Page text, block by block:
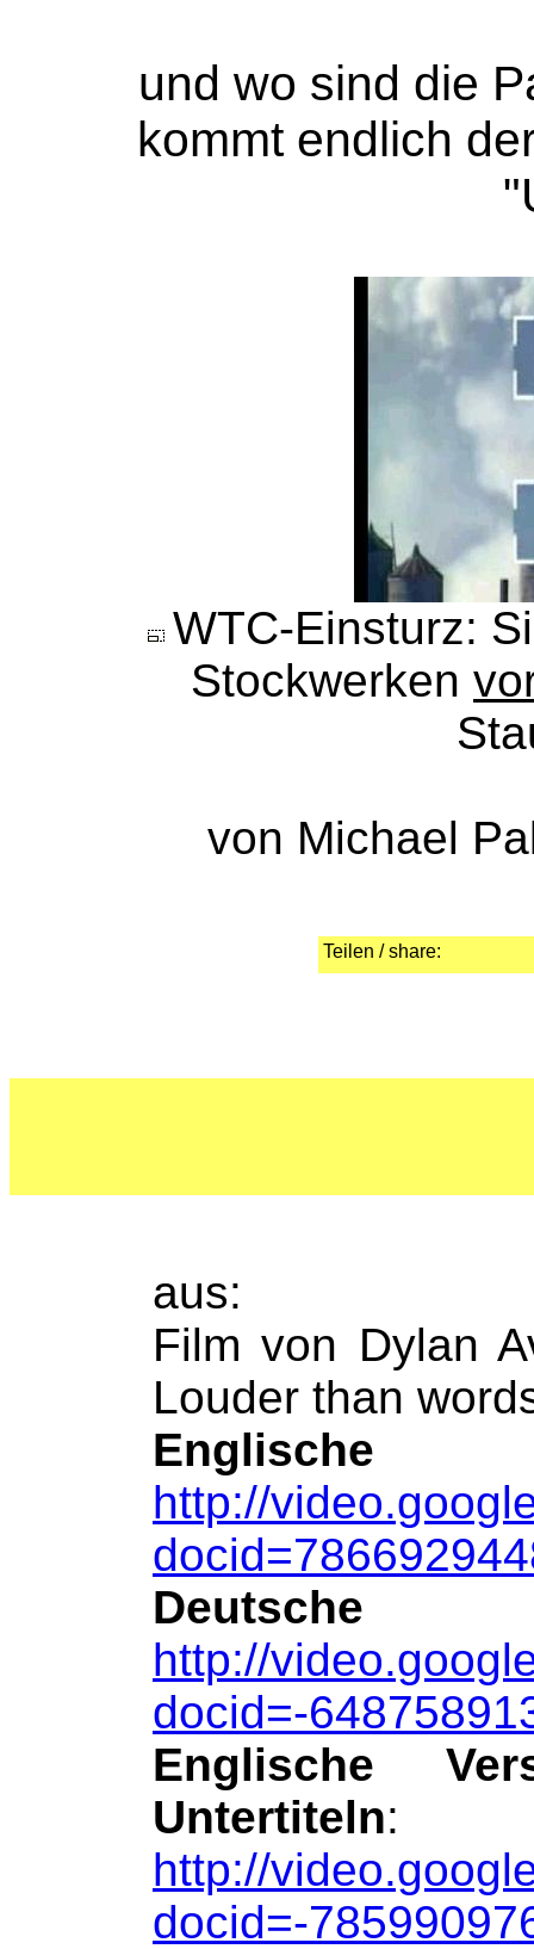
und wo sind die
kommt endlich
WTC-Einsturz:
Stockwerken
von Michael
Teilen / share:
aus:
Film von Dylan
Louder than
http://
http://
docid=-
Englische
Untertiteln:
http://
docid=-